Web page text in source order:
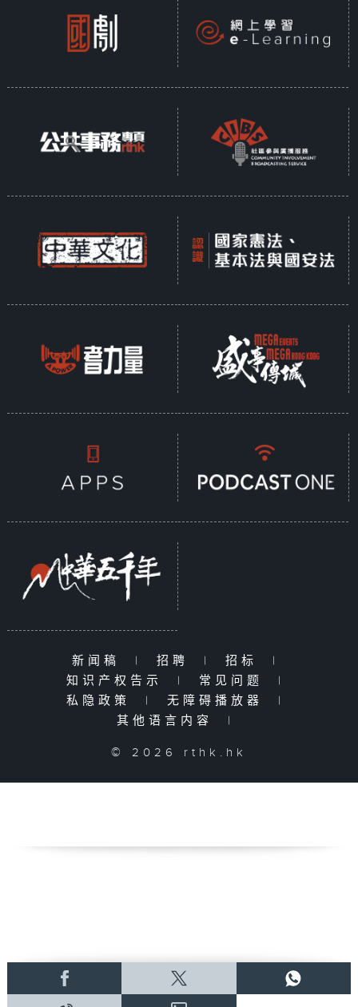
新闻稿 | 招聘 | 招标
|
知识产权告示
| 常见问题
|
私隐政策
| 无障碍播放器
|
其他语言内容
|
© 2026 rthk.hk